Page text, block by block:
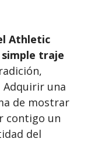
Athletic
simple traje
una
de mostrar
contigo un
del